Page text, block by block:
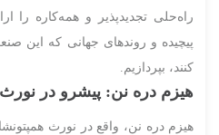
راه‌حلی تجدیدپذیر و همه‌کاره را
پیچیده و روندهای جهانی که این
کنند، بپردازیم.
هیزم دره نن: پیشرو در نورث
هیزم دره نن، واقع در نورث